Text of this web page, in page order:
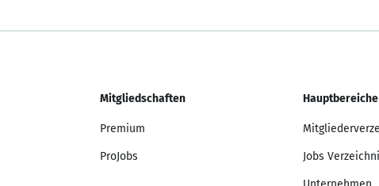
Mitgliedschaften
Premium
ProJobs
Hauptbereiche
Jobs